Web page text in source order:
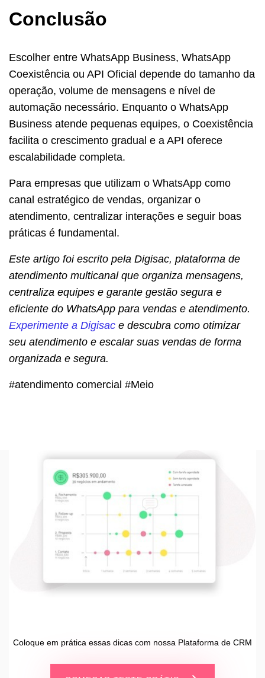
Conclusão
Escolher entre WhatsApp Business, WhatsApp
Coexistência ou API Oficial depende do tamanho da
operação, volume de mensagens e nível de
automação necessário. Enquanto o WhatsApp
Business atende pequenas equipes, o Coexistência
facilita o crescimento gradual e a API oferece
escalabilidade completa.
Para empresas que utilizam o WhatsApp como
canal estratégico de vendas, organizar o
atendimento, centralizar interações e seguir boas
práticas é fundamental.
Este artigo foi escrito pela Digisac, plataforma de
atendimento multicanal que organiza mensagens,
centraliza equipes e garante gestão segura e
eficiente do WhatsApp para vendas e atendimento.
Experimente a Digisac e descubra como otimizar
seu atendimento e escalar suas vendas de forma
organizada e segura.
#atendimento comercial #Meio
Coloque em prática essas dicas com nossa Plataforma de CRM